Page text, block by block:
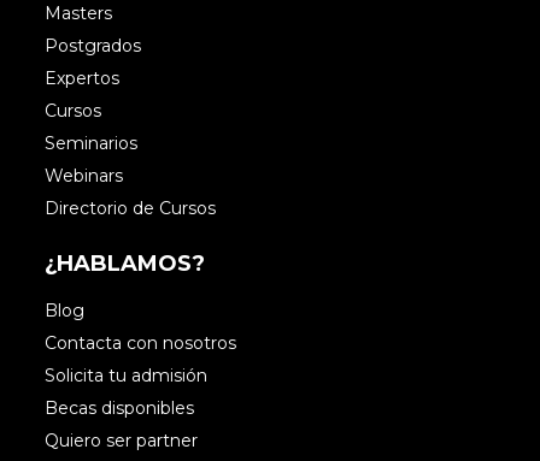
Masters
Postgrados
Expertos
Cursos
Seminarios
Webinars
Directorio de Cursos
¿HABLAMOS?
Blog
Contacta con nosotros
Solicita tu admisión
Becas disponibles
Quiero ser partner